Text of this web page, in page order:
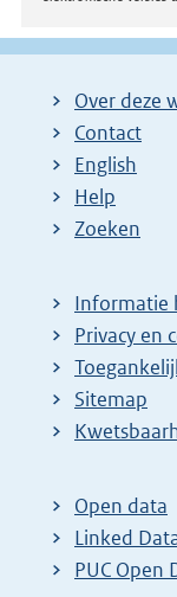
Over deze
Contact
English
Help
Zoeken
Informatie
Privacy en
Sitemap
E
t
e
r
Open data
Linked
PUC Open